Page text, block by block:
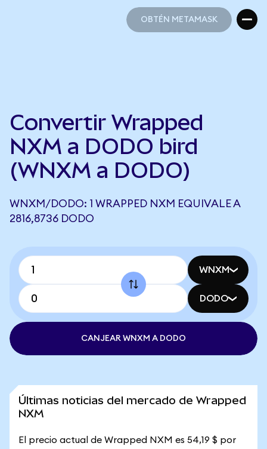
OBTÉN METAMASK
Convertir Wrapped
NXM a DODO bird
(WNXM a DODO)
WNXM/DODO: 1 WRAPPED NXM EQUIVALE A
2816,8736 DODO
WNXM
DODO
CANJEAR WNXM A DODO
Últimas noticias del mercado de Wrapped
NXM
El precio actual de Wrapped NXM es 54,19 $ por